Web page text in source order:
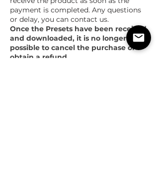
payment is completed. Any questions
or delay, you can contact us.
Once the Presets have been received
and downloaded, it is no longer
possible to cancel the purchase or
obtain a refund.